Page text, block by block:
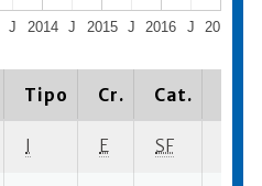
2014 2015 2016 2017
J J J J
Tipo Cr. Cat.
I E SF